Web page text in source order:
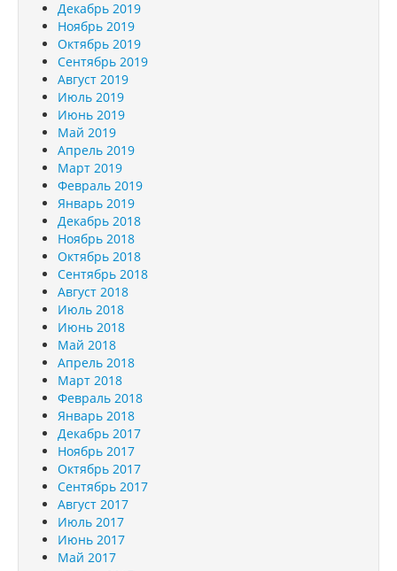
Декабрь 2019
Ноябрь 2019
Октябрь 2019
Сентябрь 2019
Август 2019
Июль 2019
Июнь 2019
Май 2019
Апрель 2019
Март 2019
Февраль 2019
Январь 2019
Декабрь 2018
Ноябрь 2018
Октябрь 2018
Сентябрь 2018
Август 2018
Июль 2018
Июнь 2018
Май 2018
Апрель 2018
Март 2018
Февраль 2018
Январь 2018
Декабрь 2017
Ноябрь 2017
Октябрь 2017
Сентябрь 2017
Август 2017
Июль 2017
Июнь 2017
Май 2017